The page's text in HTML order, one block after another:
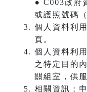
● C003政府
或護照號碼
個人資料利
頁。
個人資料利
之特定目的
關組室，供
相關資訊：